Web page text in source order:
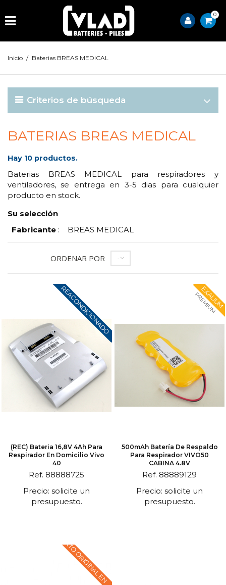
0
Inicio / Baterias BREAS MEDICAL
Criterios de búsqueda
BATERIAS BREAS MEDICAL
Hay 10 productos.
Baterias BREAS MEDICAL para respiradores y
ventiladores, se entrega en 3-5 dias para cualquier
producto en stock.
Su selección
Fabricante : BREAS MEDICAL
ORDENAR POR --
REACONDICIONADO
(REC) Bateria 16,8V 4Ah Para
Respirador En Domicilio Vivo
40
Ref. 88888725
Precio: solicite un
presupuesto.
EXALIUM
PREMIUM
500mAh Batería De Respaldo
Para Respirador VIVO50
CABINA 4.8V
Ref. 88889129
Precio: solicite un
presupuesto.
TEXTO ORIGINAL EN